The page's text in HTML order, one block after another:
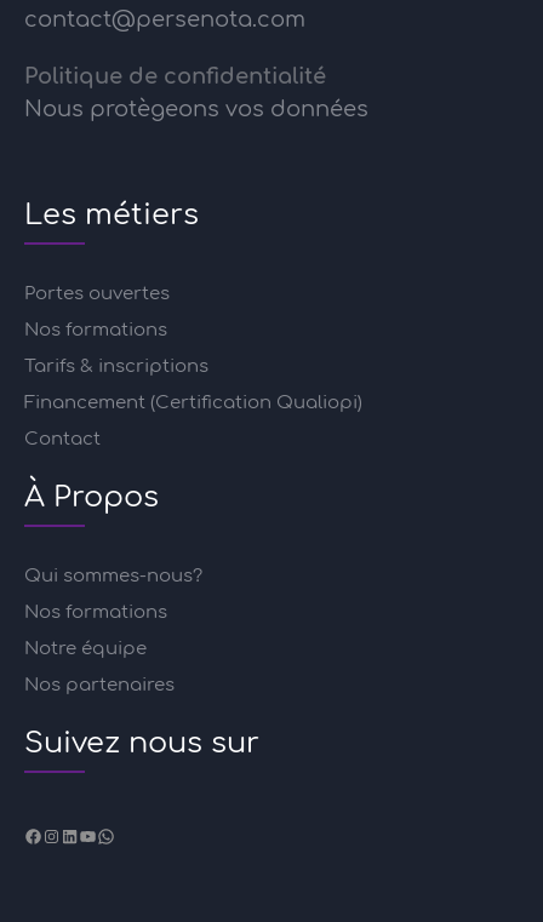
contact@persenota.com
Politique de confidentialité
Nous protègeons vos données
Les métiers
Portes ouvertes
Nos formations
Tarifs & inscriptions
Financement (Certification Qualiopi)
Contact
À Propos
Qui sommes-nous?
Nos formations
Notre équipe
Nos partenaires
Suivez nous sur
Facebook
Instagram
LinkedIn
YouTube
WhatsApp